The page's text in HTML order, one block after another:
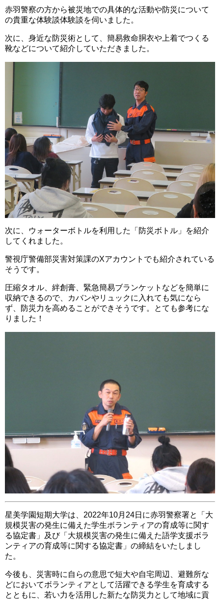
赤羽警察の方から被災地での具体的な活動や防災について
の貴重な体験談体験談を伺いました。
次に、身近な防災術として、簡易救命胴衣や上着でつくる
靴などについて紹介していただきました。
次に、ウォーターボトルを利用した「防災ボトル」を紹介
してくれました。
警視庁警備部災害対策課のXアカウントでも紹介されている
そうです。
圧縮タオル、絆創膏、緊急簡易ブランケットなどを簡単に
収納できるので、カバンやリュックに入れても気になら
ず、防災力を高めることができそうです。とても参考にな
りました！
星美学園短期大学は、2022年10月24日に赤羽警察署と「大
規模災害の発生に備えた学生ボランティアの育成等に関す
る協定書」及び「大規模災害の発生に備えた語学支援ボラ
ンティアの育成等に関する協定書」の締結をいたしまし
た。
今後も、災害時に自らの意思で短大や自宅周辺、避難所な
どにおいてボランティアとして活躍できる学生を育成する
とともに、若い力を活用した新たな防災力として地域に貢